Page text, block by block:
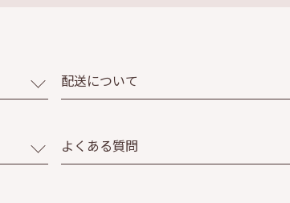
配送について
よくある質問